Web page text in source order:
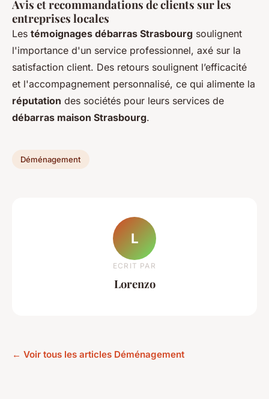
Avis et recommandations de clients sur les
entreprises locales
Les témoignages débarras Strasbourg soulignent
l'importance d'un service professionnel, axé sur la
satisfaction client. Des retours soulignent l’efficacité
et l'accompagnement personnalisé, ce qui alimente la
réputation des sociétés pour leurs services de
débarras maison Strasbourg.
Déménagement
L
ECRIT PAR
Lorenzo
← Voir tous les articles Déménagement